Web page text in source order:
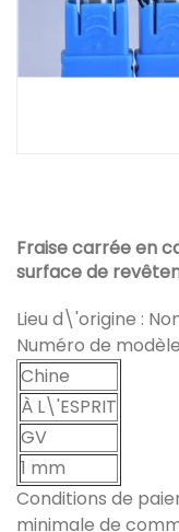
Fraise carrée en
surface de
Lieu d\'origine :
Numéro de
Chine
À L\'ESPRIT
GV
1 mm
Conditions de
minimale de